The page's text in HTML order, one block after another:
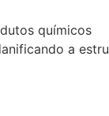
químicos
a